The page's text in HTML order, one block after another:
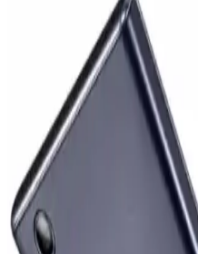
düşürmek ve ürün stratejisini
OnePlus'ın Küresel
Pazar Dinamiklerine
OnePlus, 2026 Nisan itibarıyla
Oppo ile entegrasyon ve pazar
etkili. Kullanıcılar yazılım
belirsizlik yaşıyor.
iPhone 17 Pro ve
Ekranlarında Renk
Karşılaştırması